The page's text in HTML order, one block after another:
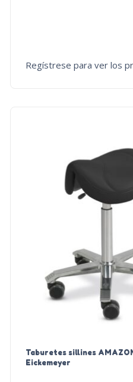
Regístrese para ver los
Taburetes sillines
Eickemeyer